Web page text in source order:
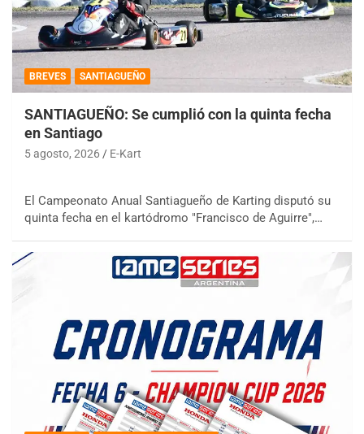
BREVES SANTIAGUEÑO
SANTIAGUEÑO: Se cumplió con la quinta fecha
en Santiago
5 agosto, 2026 E-Kart
El Campeonato Anual Santiagueño de Karting disputó su
quinta fecha en el kartódromo "Francisco de Aguirre",…